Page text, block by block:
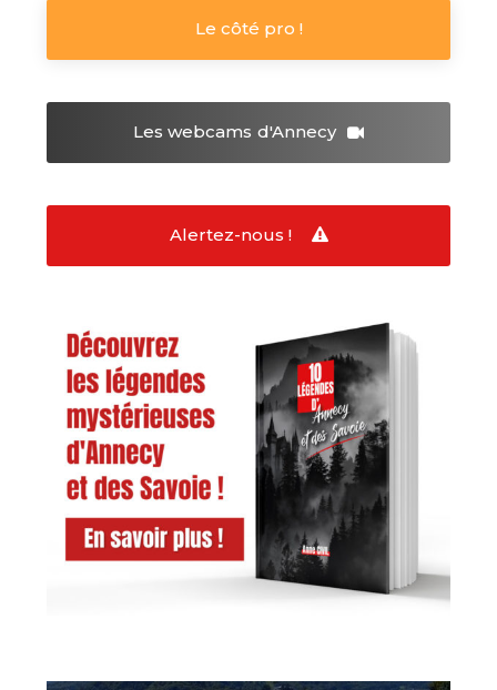
Le côté pro !
Les webcams d'Annecy
Alertez-nous !